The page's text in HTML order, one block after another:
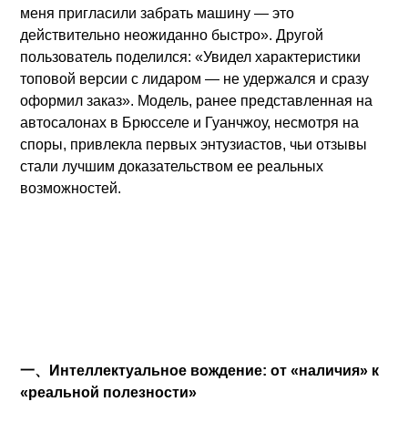
меня пригласили забрать машину — это
действительно неожиданно быстро». Другой
пользователь поделился: «Увидел характеристики
топовой версии с лидаром — не удержался и сразу
оформил заказ». Модель, ранее представленная на
автосалонах в Брюсселе и Гуанчжоу, несмотря на
споры, привлекла первых энтузиастов, чьи отзывы
стали лучшим доказательством ее реальных
возможностей.
一、Интеллектуальное вождение: от «наличия» к
«реальной полезности»